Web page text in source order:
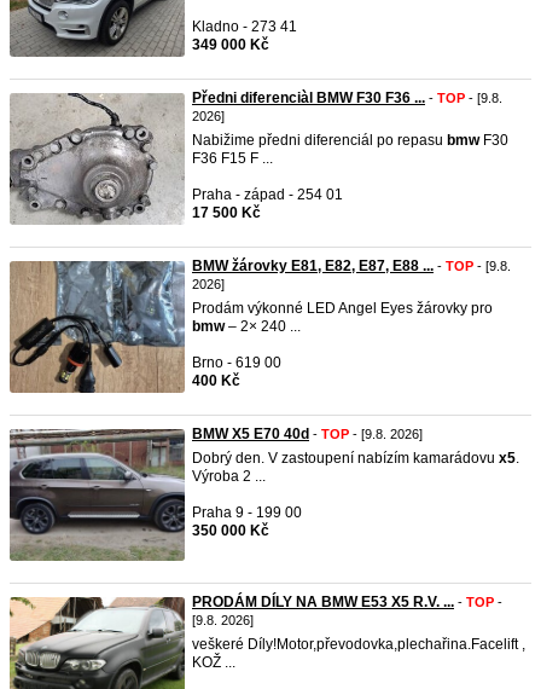
Kladno - 273 41
349 000 Kč
Předni diferenciàl BMW F30 F36 ... - TOP - [9.8.
2026]
Nabižime předni diferenciál po repasu bmwF30
F36 F15 F ...
Praha - západ - 254 01
17 500 Kč
BMW žárovky E81, E82, E87, E88 ... - TOP - [9.8.
2026]
Prodám výkonné LED Angel Eyes žárovky pro
bmw– 2× 240 ...
Brno - 619 00
400 Kč
BMW X5 E70 40d - TOP - [9.8. 2026]
Dobrý den. V zastoupení nabízím kamarádovu x5.
Výroba 2 ...
Praha 9 - 199 00
350 000 Kč
PRODÁM DÍLY NA BMW E53 X5 R.V. ... - TOP -
[9.8. 2026]
veškeré Díly!Motor,převodovka,plechařina.Facelift ,
KOŽ ...